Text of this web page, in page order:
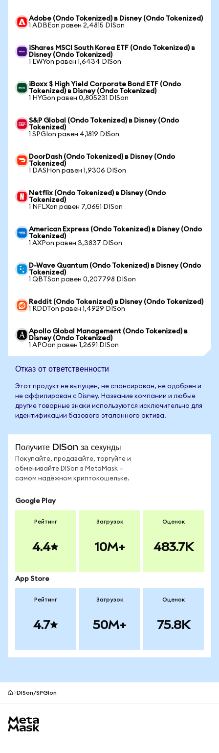
Adobe (Ondo Tokenized) в Disney (Ondo Tokenized)
1 ADBEon равен 2,4815 DISon
iShares MSCI South Korea ETF (Ondo Tokenized) в
Disney (Ondo Tokenized)
1 EWYon равен 1,6434 DISon
iBoxx $ High Yield Corporate Bond ETF (Ondo
Tokenized) в Disney (Ondo Tokenized)
1 HYGon равен 0,805231 DISon
S&P Global (Ondo Tokenized) в Disney (Ondo
Tokenized)
1 SPGIon равен 4,1819 DISon
DoorDash (Ondo Tokenized) в Disney (Ondo
Tokenized)
1 DASHon равен 1,9306 DISon
Netflix (Ondo Tokenized) в Disney (Ondo
Tokenized)
1 NFLXon равен 7,0651 DISon
American Express (Ondo Tokenized) в Disney (Ondo
Tokenized)
1 AXPon равен 3,3837 DISon
D-Wave Quantum (Ondo Tokenized) в Disney (Ondo
Tokenized)
1 QBTSon равен 0,207798 DISon
Reddit (Ondo Tokenized) в Disney (Ondo Tokenized)
1 RDDTon равен 1,4929 DISon
Apollo Global Management (Ondo Tokenized) в
Disney (Ondo Tokenized)
1 APOon равен 1,2691 DISon
Отказ от ответственности
Этот продукт не выпущен, не спонсирован, не одобрен и
не аффилирован с Disney. Название компании и любые
другие товарные знаки используются исключительно для
идентификации базового эталонного актива.
Получите DISon за секунды
Покупайте, продавайте, торгуйте и
обменивайте DISon в MetaMask —
самом надёжном криптокошельке.
Google Play
Рейтинг
4.4
Загрузок
10M+
Оценок
483.7K
App Store
Рейтинг
4.7
Загрузок
50M+
Оценок
75.8K
DISon/SPGIon